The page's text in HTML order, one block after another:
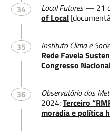
34 Local Futures— 21
of Local
35 Instituto Clima e
Rede Favela
Congresso
36 Observatório das
2024:Terceiro
moradia e política